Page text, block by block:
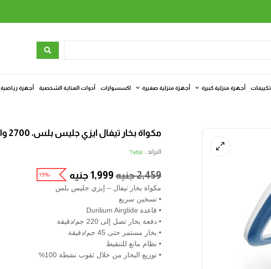
تكييفات أجهزة منزلية كبيرة أجهزة منزلية صغيرة اكسسوارات أدوات العناية الشخصية أجهزة رياضية
مكواة بخار تيفال ايزي جليس بلس، 2700 وات، ازرق وابيض
البراند : Tefal
2,459جنيه 1,999 جنيه -19%
مكواة بخار تيفال – إيزي جليس بلس
• تسخين سريع
• قاعدة Durilium Airglide
• دفعة بخار تصل إلى 220 جم/دقيقة
• بخار مستمر حتى 45 جم/دقيقة
• نظام مانع للتنقيط
• توزيع البخار من خلال ثقوب نشطة 100%